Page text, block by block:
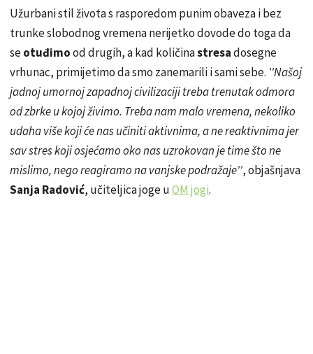
Užurbani stil života s rasporedom punim obaveza i bez
trunke slobodnog vremena nerijetko dovode do toga da
seotuđimood drugih, a kad količinastresadosegne
vrhunac, primijetimo da smo zanemarili i sami sebe. ''Našoj
jadnoj umornoj zapadnoj civilizaciji treba trenutak odmora
od zbrke u kojoj živimo. Treba nam malo vremena, nekoliko
udaha više koji će nas učiniti aktivnima, a ne reaktivnima jer
sav stres koji osjećamo oko nas uzrokovan je time što ne
mislimo, nego reagiramo na vanjske podražaje'', objašnjava
Sanja Radović, učiteljica joge uOM jogi.